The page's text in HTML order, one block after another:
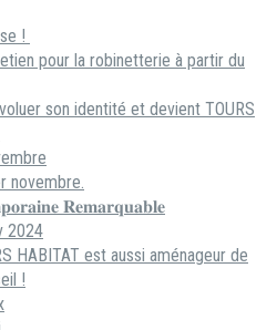
!
pour la robinetterie à partir du
son identité et devient TOURS
novembre.
𝐑𝐞𝐦𝐚𝐫𝐪𝐮𝐚𝐛𝐥𝐞
2024
HABITAT est aussi aménageur de
!